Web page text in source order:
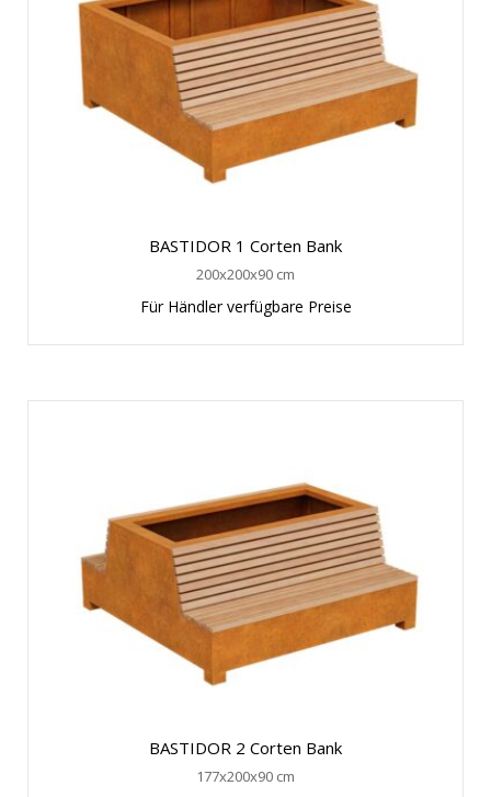
BASTIDOR 1 Corten Bank
200x200x90 cm
Für Händler verfügbare Preise
BASTIDOR 2 Corten Bank
177x200x90 cm